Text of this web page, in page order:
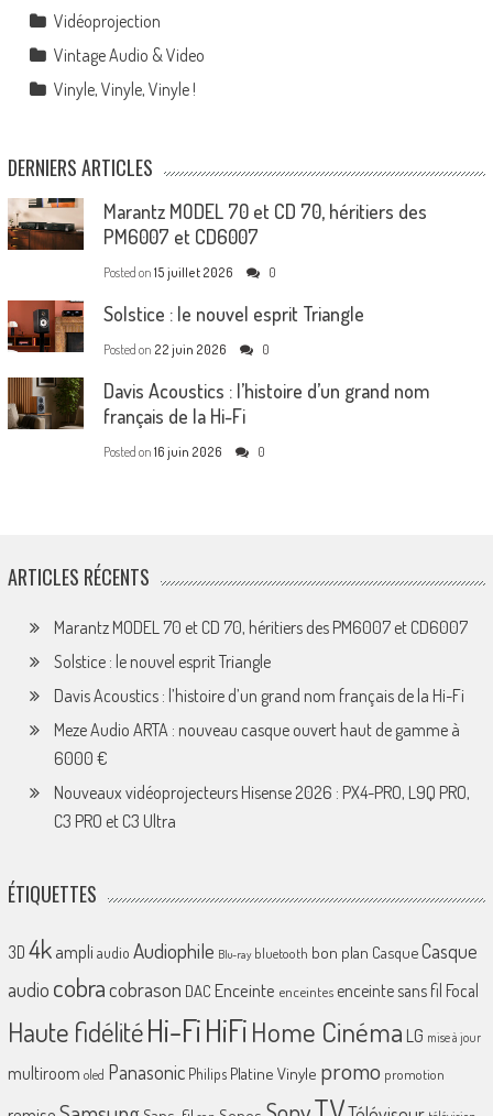
Vidéoprojection
Vintage Audio & Video
Vinyle, Vinyle, Vinyle !
DERNIERS ARTICLES
Marantz MODEL 70 et CD 70, héritiers des
PM6007 et CD6007
Posted on 15 juillet 2026 0
Solstice : le nouvel esprit Triangle
Posted on 22 juin 2026 0
Davis Acoustics : l’histoire d’un grand nom
français de la Hi-Fi
Posted on 16 juin 2026 0
ARTICLES RÉCENTS
Marantz MODEL 70 et CD 70, héritiers des PM6007 et CD6007
Solstice : le nouvel esprit Triangle
Davis Acoustics : l’histoire d’un grand nom français de la Hi-Fi
Meze Audio ARTA : nouveau casque ouvert haut de gamme à
6000 €
Nouveaux vidéoprojecteurs Hisense 2026 : PX4-PRO, L9Q PRO,
C3 PRO et C3 Ultra
ÉTIQUETTES
3D 4k ampliaudio Audiophile Blu-ray bluetooth bon plan CasqueCasque
audio cobracobrason DAC Enceinte enceintes enceinte sans fil Focal
Haute fidélitéHi-FiHiFiHome Cinéma LG mise à jour
multiroom oled Panasonic Philips Platine Vinyle promo promotion